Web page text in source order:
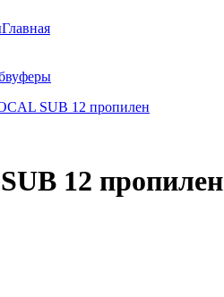
Главная
12 пропилен